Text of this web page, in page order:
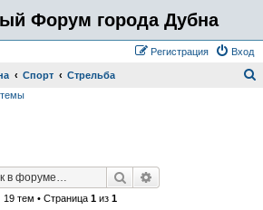
Форум города Дубна
Вход
Регистрация
Спорт Стрельба
Поиск
19 тем • Страница 1из 1